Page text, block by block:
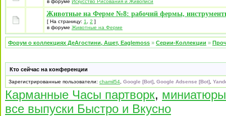
в форуме Искусство Рисования и Живописи
Животные на Ферме №8: рабочий фермы,
[ На страницу: 1 2 ]
в форуме Животные на Ферме
Форум о коллекциях ДеАгостини, Ашет, Eaglemoss » Серии-Коллекции »
Кто сейчас на конференции
Зарегистрированные пользователи: chamil54 Google [Bot] Google Adsense [Bot]
Карманные Часы партворк,
все выпуски Быстро и Вкусно